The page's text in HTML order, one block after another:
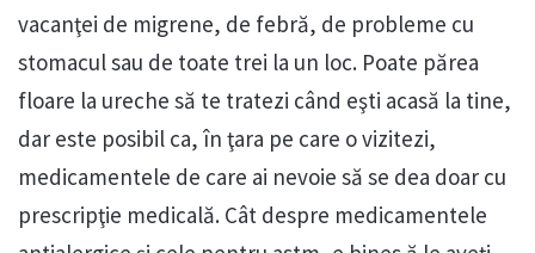
vacanţei de migrene, de febră, de probleme cu
stomacul sau de toate trei la un loc. Poate părea
floare la ureche să te tratezi când eşti acasă la tine,
dar este posibil ca, în ţara pe care o vizitezi,
medicamentele de care ai nevoie să se dea doar cu
prescripţie medicală. Cât despre medicamentele